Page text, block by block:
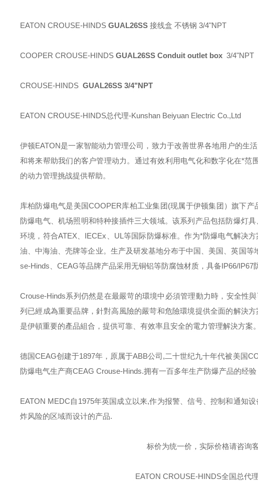
EATON CROUSE-HINDS GUAL26SS 接线盒 不锈钢 3/4"NPT
COOPER CROUSE-HINDS GUAL26SS Conduit outlet box 3/4"NPT
CROUSE-HINDS GUAL26SS 3/4"NPT
EATON CROUSE-HINDS总代理-Kunshan Beiyuan Electric Co.,Ltd
伊顿EATON是一家智能动力管理公司，致力于改善世界各地用户的生
和将来帮助我们的客户管理动力。通过有效利用电气化和数字化在*
的动力管理挑战提供帮助。
库柏防爆电气是美国COOPER库柏工业集团(现属于伊顿集团）旗下产
防爆电气、机场照明和特种接插件三大领域。该系列产品包括防爆灯
环境，符合ATEX IECEx UL 等国际防爆标准。作为*防爆电气解决
油、中海油、壳牌等企业。生产及研发基地分布于中国、美国、英国
se-Hinds
CEAG等品牌产品采用无铜铝等防腐蚀材质，具备IP66/IP67
Crouse-Hinds系列仍然是在最嚴苛的環境中必須管理動力時，安全性
列已經成為重要品牌，針對高風險的嚴苛和危險環境提供全面的解決
是伊頓重要的產品組合，提供可靠、有效率且安全的電力管理解決方案。
德国CEAG创建于1897年，原属于ABB公司,二十世纪九十年代被美国
防爆电气生产商CEAG Crouse-Hinds.拥有一百多年生产防爆产品的经验
EATON MEDC自 1975年英国成立以来,作为报警、信号、控制和通知
炸风险的区域而设计的产品.
标价为统一价，实际价格请咨询
EATON CROUSE-HINDS全国总代